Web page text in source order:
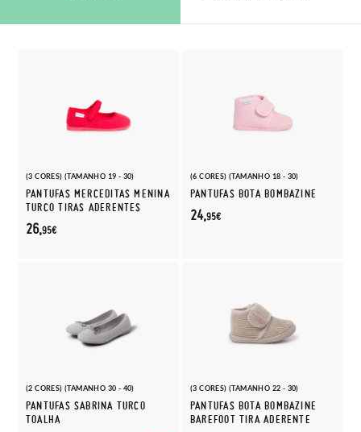
(3 CORES) (TAMANHO 19 - 30)
PANTUFAS MERCEDITAS MENINA
TURCO TIRAS ADERENTES
26,95€
(6 CORES) (TAMANHO 18 - 30)
PANTUFAS BOTA BOMBAZINE
24,95€
(2 CORES) (TAMANHO 30 - 40)
PANTUFAS SABRINA TURCO
TOALHA
(3 CORES) (TAMANHO 22 - 30)
PANTUFAS BOTA BOMBAZINE
BAREFOOT TIRA ADERENTE